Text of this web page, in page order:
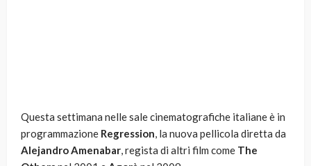
Questa settimana nelle sale cinematografiche italiane è in
programmazione Regression, la nuova pellicola diretta da
Alejandro Amenabar, regista di altri film come The